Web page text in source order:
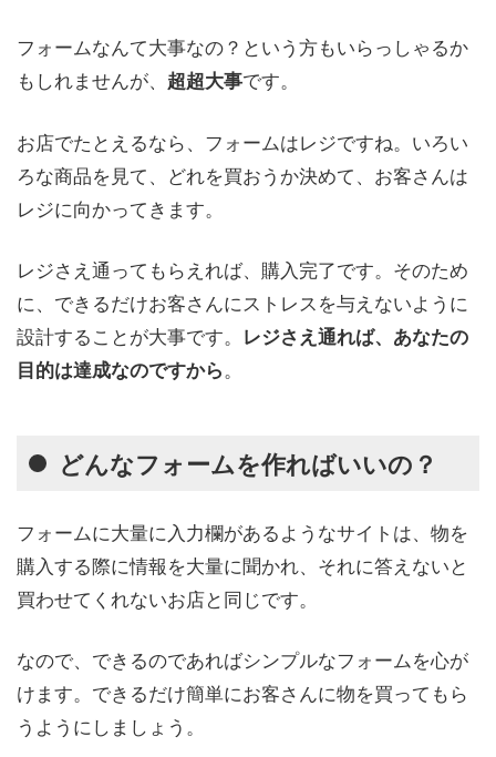
フォームなんて大事なの？という方もいらっしゃるか
もしれませんが、 超超大事です。
お店でたとえるなら、フォームはレジですね。いろい
ろな商品を見て、どれを買おうか決めて、お客さんは
レジに向かってきます。
レジさえ通ってもらえれば、購入完了です。そのため
に、できるだけお客さんにストレスを与えないように
設計することが大事です。 レジさえ通れば、あなたの
目的は達成なのですから。
どんなフォームを作ればいいの？
フォームに大量に入力欄があるようなサイトは、物を
購入する際に情報を大量に聞かれ、それに答えないと
買わせてくれないお店と同じです。
なので、できるのであればシンプルなフォームを心が
けます。できるだけ簡単にお客さんに物を買ってもら
うようにしましょう。